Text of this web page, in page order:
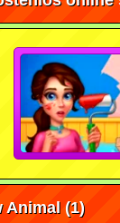
Animal (1)